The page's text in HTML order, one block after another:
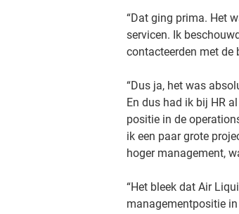
“Dat ging prima. Het
servicen. Ik
contacteerden met de
“Dus ja, het was
En dus had ik bij HR
positie in de
ik een paar grote
hoger management,
“Het bleek dat Air
managementpositie